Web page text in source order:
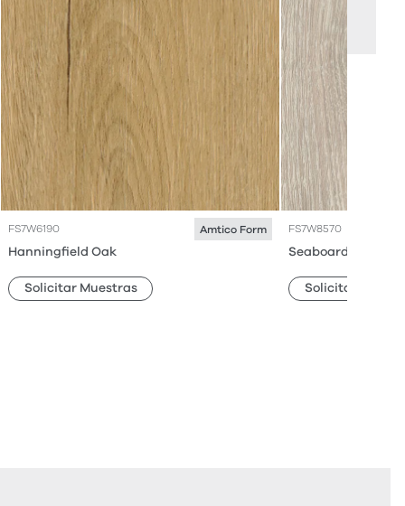
FS7W6190 Amtico Form
Hanningfield Oak
Solicitar Muestras
FS7W8570
Seaboard Oak
Solicitar